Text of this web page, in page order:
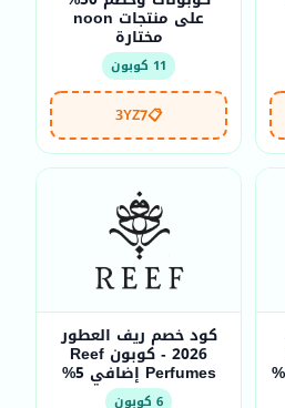
على منتجات noon
مختارة
11 كوبون
📋
3YZ7
كود خصم ريف العطور
2026 - كوبون Reef
Perfumes إضافي 5%
6 كوبون